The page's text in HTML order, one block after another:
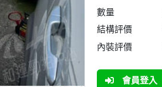
數量
結構評價
內裝評價
會員登入